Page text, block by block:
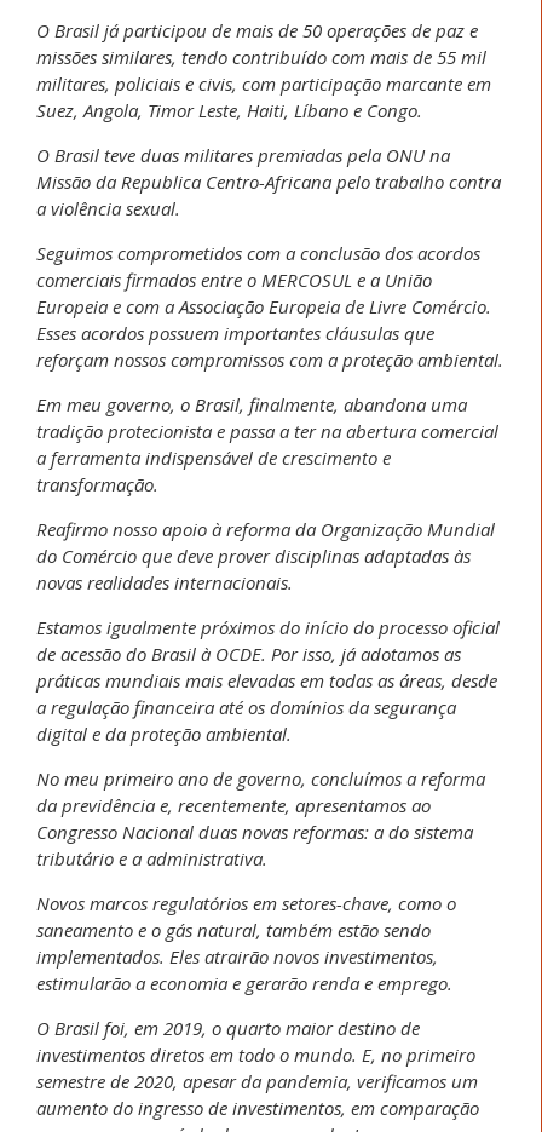
O Brasil já participou de mais de 50 operações de paz e
missões similares, tendo contribuído com mais de 55 mil
militares, policiais e civis, com participação marcante em
Suez, Angola, Timor Leste, Haiti, Líbano e Congo.
O Brasil teve duas militares premiadas pela ONU na
Missão da Republica Centro-Africana pelo trabalho contra
a violência sexual.
Seguimos comprometidos com a conclusão dos acordos
comerciais firmados entre o MERCOSUL e a União
Europeia e com a Associação Europeia de Livre Comércio.
Esses acordos possuem importantes cláusulas que
reforçam nossos compromissos com a proteção ambiental.
Em meu governo, o Brasil, finalmente, abandona uma
tradição protecionista e passa a ter na abertura comercial
a ferramenta indispensável de crescimento e
transformação.
Reafirmo nosso apoio à reforma da Organização Mundial
do Comércio que deve prover disciplinas adaptadas às
novas realidades internacionais.
Estamos igualmente próximos do início do processo oficial
de acessão do Brasil à OCDE. Por isso, já adotamos as
práticas mundiais mais elevadas em todas as áreas, desde
a regulação financeira até os domínios da segurança
digital e da proteção ambiental.
No meu primeiro ano de governo, concluímos a reforma
da previdência e, recentemente, apresentamos ao
Congresso Nacional duas novas reformas: a do sistema
tributário e a administrativa.
Novos marcos regulatórios em setores-chave, como o
saneamento e o gás natural, também estão sendo
implementados. Eles atrairão novos investimentos,
estimularão a economia e gerarão renda e emprego.
O Brasil foi, em 2019, o quarto maior destino de
investimentos diretos em todo o mundo. E, no primeiro
semestre de 2020, apesar da pandemia, verificamos um
aumento do ingresso de investimentos, em comparação